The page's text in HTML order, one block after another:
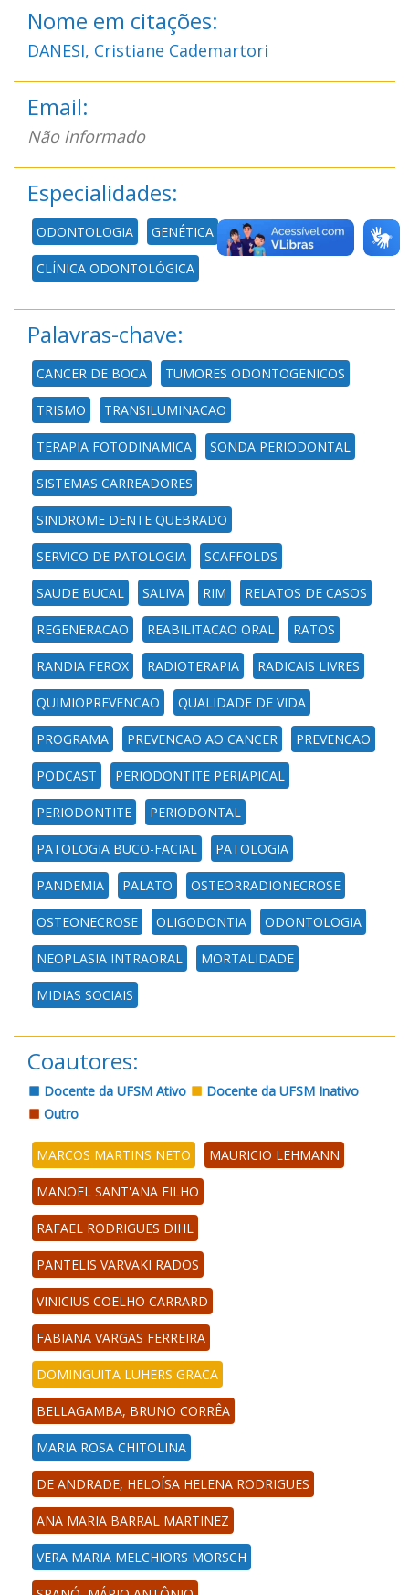
Nome em citações:
DANESI, Cristiane Cademartori
Email:
Não informado
Especialidades:
ODONTOLOGIA GENÉTICA
CLÍNICA ODONTOLÓGICA
Palavras-chave:
CANCER DE BOCA TUMORES ODONTOGENICOS
TRISMO TRANSILUMINACAO
TERAPIA FOTODINAMICA SONDA PERIODONTAL
SISTEMAS CARREADORES
SINDROME DENTE QUEBRADO
SERVICO DE PATOLOGIA SCAFFOLDS
SAUDE BUCAL SALIVA RIM RELATOS DE CASOS
REGENERACAO REABILITACAO ORAL RATOS
RANDIA FEROX RADIOTERAPIA RADICAIS LIVRES
QUIMIOPREVENCAO QUALIDADE DE VIDA
PROGRAMA PREVENCAO AO CANCER PREVENCAO
PODCAST PERIODONTITE PERIAPICAL
PERIODONTITE PERIODONTAL
PATOLOGIA BUCO-FACIAL PATOLOGIA
PANDEMIA PALATO OSTEORRADIONECROSE
OSTEONECROSE OLIGODONTIA ODONTOLOGIA
NEOPLASIA INTRAORAL MORTALIDADE
MIDIAS SOCIAIS
Coautores:
Docente da UFSM Ativo
Docente da UFSM Inativo
Outro
MARCOS MARTINS NETO MAURICIO LEHMANN
MANOEL SANT'ANA FILHO
RAFAEL RODRIGUES DIHL
PANTELIS VARVAKI RADOS
VINICIUS COELHO CARRARD
FABIANA VARGAS FERREIRA
DOMINGUITA LUHERS GRACA
BELLAGAMBA, BRUNO CORRÊA
MARIA ROSA CHITOLINA
DE ANDRADE, HELOÍSA HELENA RODRIGUES
ANA MARIA BARRAL MARTINEZ
VERA MARIA MELCHIORS MORSCH